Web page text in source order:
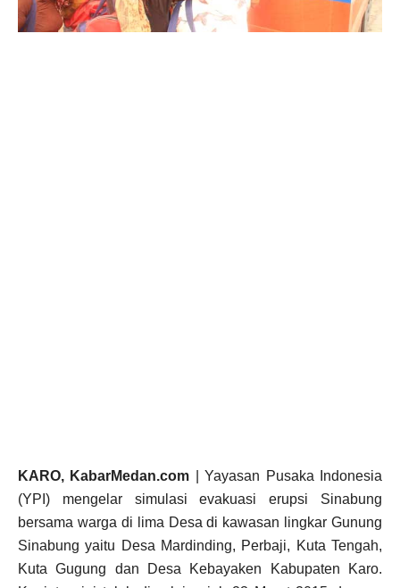
KARO, KabarMedan.com | Yayasan Pusaka Indonesia
(YPI) mengelar simulasi evakuasi erupsi Sinabung
bersama warga di lima Desa di kawasan lingkar Gunung
Sinabung yaitu Desa Mardinding, Perbaji, Kuta Tengah,
Kuta Gugung dan Desa Kebayaken Kabupaten Karo.